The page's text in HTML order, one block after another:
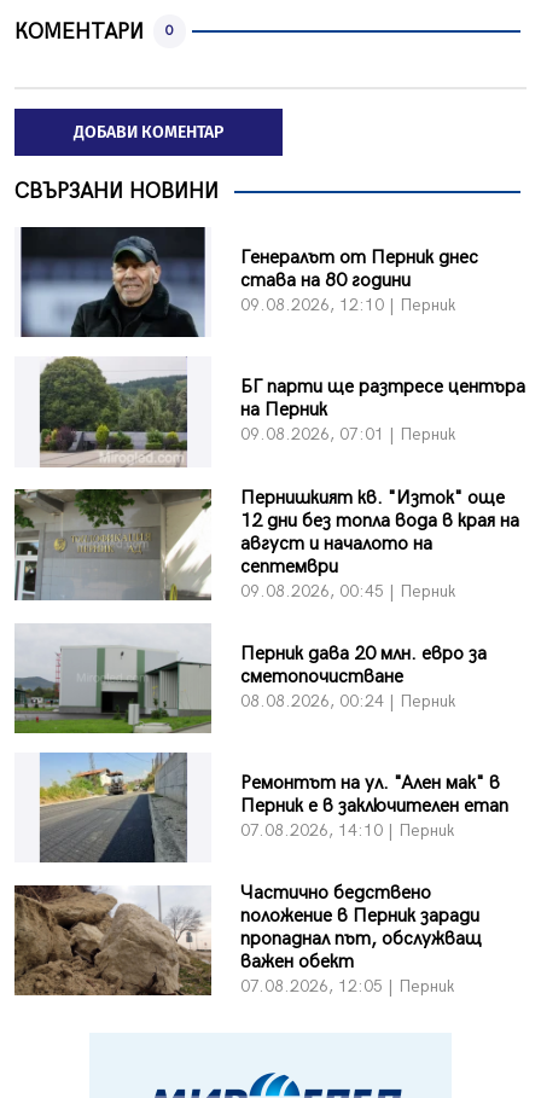
КОМЕНТАРИ 0
ДОБАВИ КОМЕНТАР
СВЪРЗАНИ НОВИНИ
Генералът от Перник днес
става на 80 години
09.08.2026, 12:10 | Перник
БГ парти ще разтресе центъра
на Перник
09.08.2026, 07:01 | Перник
Пернишкият кв. "Изток" още
12 дни без топла вода в края на
август и началото на
септември
09.08.2026, 00:45 | Перник
Перник дава 20 млн. евро за
сметопочистване
08.08.2026, 00:24 | Перник
Ремонтът на ул. "Ален мак" в
Перник е в заключителен етап
07.08.2026, 14:10 | Перник
Частично бедствено
положение в Перник заради
пропаднал път, обслужващ
важен обект
07.08.2026, 12:05 | Перник